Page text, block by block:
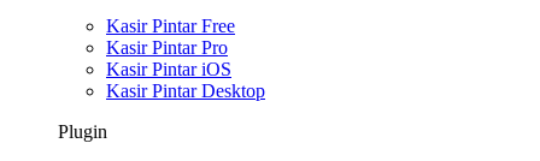
Kasir Pintar Free
Kasir Pintar Pro
Kasir Pintar iOS
Kasir Pintar Desktop
Plugin